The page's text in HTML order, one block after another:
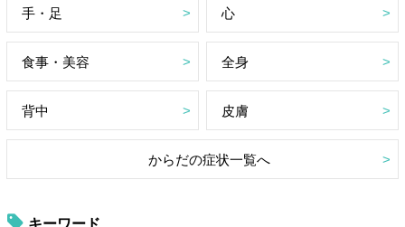
手・足 心
食事・美容 全身
背中 皮膚
からだの症状一覧へ
キーワード